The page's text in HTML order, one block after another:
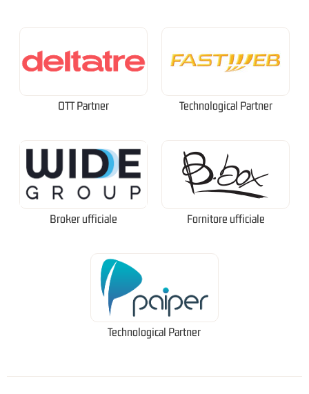
OTT Partner Technological Partner
Broker ufficiale Fornitore ufficiale
Technological Partner